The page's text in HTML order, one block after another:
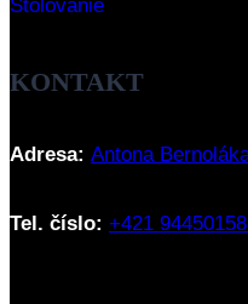
Stolovanie
KONTAKT
Adresa: Antona
Tel. číslo: +421